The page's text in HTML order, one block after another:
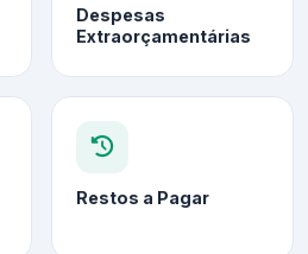
Despesas
Extraorçamentárias
Restos a Pagar